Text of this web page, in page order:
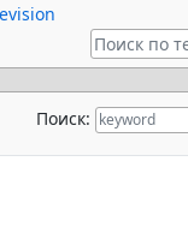
Поиск: